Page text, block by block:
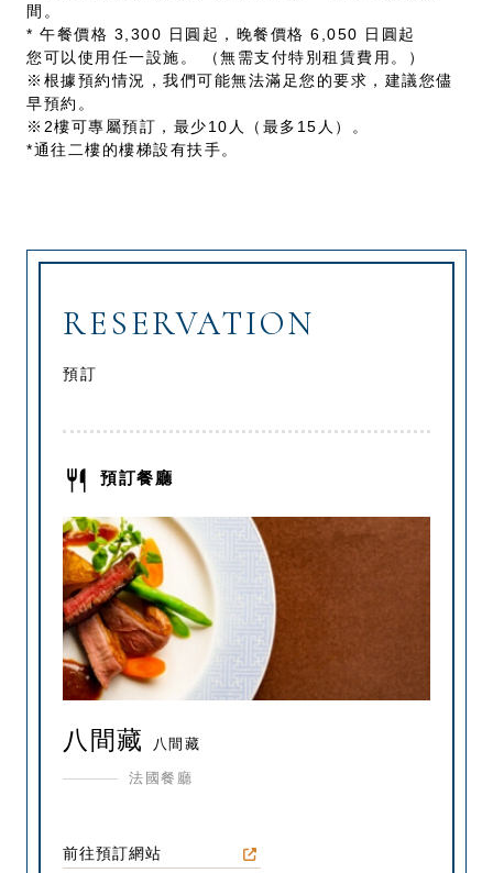
間。
* 午餐價格 3,300 日圓起，晚餐價格 6,050 日圓起
您可以使用任一設施。 （無需支付特別租賃費用。）
※根據預約情況，我們可能無法滿足您的要求，建議您儘
早預約。
※2樓可專屬預訂，最少10人（最多15人）。
*通往二樓的樓梯設有扶手。
RESERVATION
預訂
預訂餐廳
八間藏 八間藏
法國餐廳
前往預訂網站